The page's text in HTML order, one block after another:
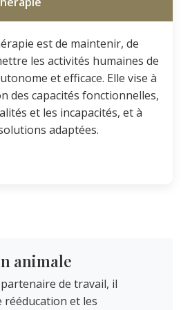
est de maintenir, de
les activités humaines de
et efficace. Elle vise à
des capacités fonctionnelles,
et les incapacités, et à
adaptées.
animale
de travail, il
rééducation et les